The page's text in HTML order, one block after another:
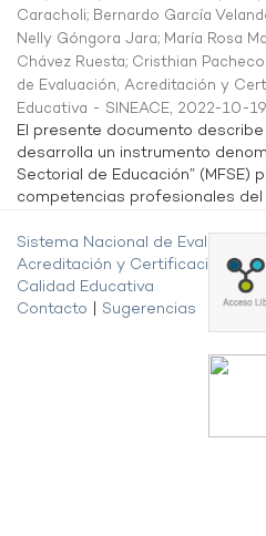
Caracholi; Bernardo García
Nelly Góngora Jara; María Rosa
Chávez Ruesta; Cristhian
de Evaluación, Acreditación y
Educativa - SINEACE, 2022-10-19
El presente documento
desarrolla un instrumento
Sectorial de Educación”
competencias profesionales del
Sistema Nacional de Evaluación,
Acreditación y Certificación de la
Calidad Educativa
Contacto
Sugerencias